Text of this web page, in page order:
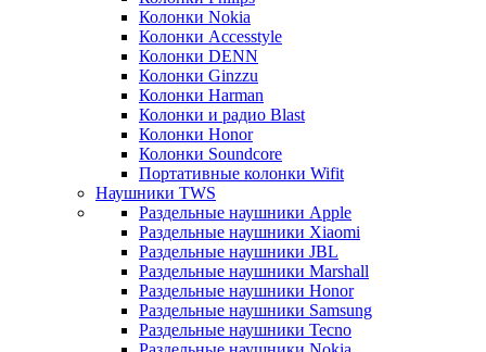
Колонки Nokia
Колонки Accesstyle
Колонки DENN
Колонки Ginzzu
Колонки Harman
Колонки и радио Blast
Колонки Honor
Колонки Soundcore
Портативные колонки Wifit
Наушники TWS
Раздельные наушники Apple
Раздельные наушники Xiaomi
Раздельные наушники JBL
Раздельные наушники Marshall
Раздельные наушники Honor
Раздельные наушники Samsung
Раздельные наушники Tecno